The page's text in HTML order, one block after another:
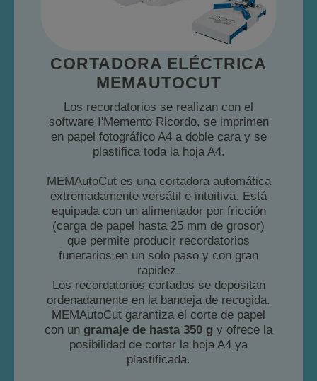
CORTADORA ELÉCTRICA
MEMAUTOCUT
Los recordatorios se realizan con el
software I'Memento Ricordo, se imprimen
en papel fotográfico A4 a doble cara y se
plastifica toda la hoja A4.
MEMAutoCut es una cortadora automática
extremadamente versátil e intuitiva. Está
equipada con un alimentador por fricción
(carga de papel hasta 25 mm de grosor)
que permite producir recordatorios
funerarios en un solo paso y con gran
rapidez.
Los recordatorios cortados se depositan
ordenadamente en la bandeja de recogida.
MEMAutoCut garantiza el corte de papel
con un gramaje de hasta 350 g y ofrece la
posibilidad de cortar la hoja A4 ya
plastificada.